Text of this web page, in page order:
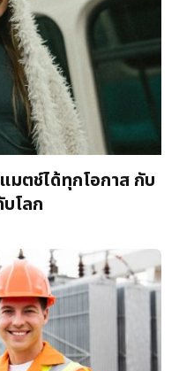
มตช์ได้ทุกโอกาส กับ
โลก